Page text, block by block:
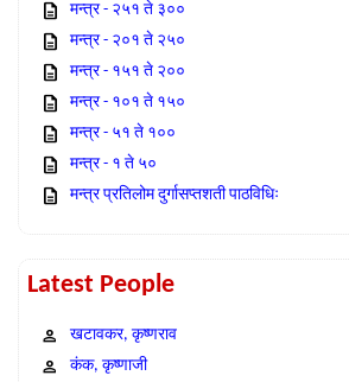
मन्त्र - २५१ ते ३००
मन्त्र - २०१ ते २५०
मन्त्र - १५१ ते २००
मन्त्र - १०१ ते १५०
मन्त्र - ५१ ते १००
मन्त्र - १ ते ५०
मन्त्र प्रतिलोम दुर्गासप्तशती पाठविधिः
Latest People
खटावकर, कृष्णराव
कंक, कृष्णाजी